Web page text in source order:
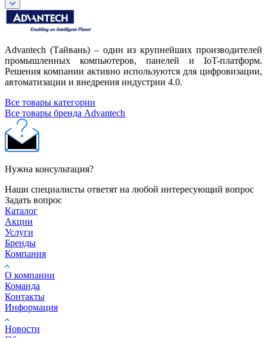
Advantech (Тайвань) – один из крупнейших производителей
промышленных компьютеров, панелей и IoT-платформ.
Решения компании активно используются для цифровизации,
автоматизации и внедрения индустрии 4.0.
Все товары категории
Все товары бренда Advantech
Нужна консультация?
Наши специалисты ответят на любой интересующий вопрос
Задать вопрос
Каталог
Акции
Услуги
Бренды
Компания
О компании
Команда
Контакты
Информация
Новости